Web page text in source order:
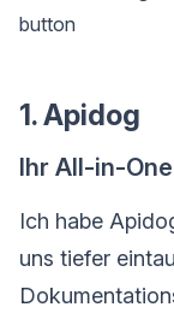
button
1. Apidog
Ihr All-in-
Ich habe
uns tiefer